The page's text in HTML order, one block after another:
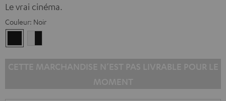
Le vrai cinéma.
Couleur: Noir